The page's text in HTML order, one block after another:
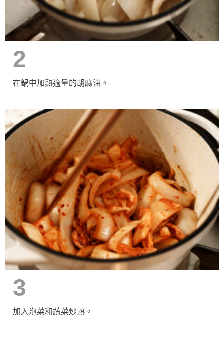
2
在鍋中加熱適量的胡麻油。
3
加入泡菜和蔬菜炒熟。